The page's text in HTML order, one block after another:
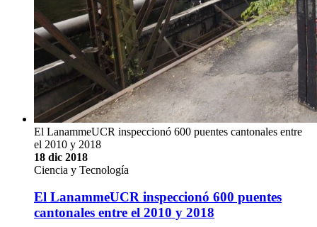
El LanammeUCR inspeccionó 600 puentes cantonales entre
el 2010 y 2018
18 dic 2018
Ciencia y Tecnología
El LanammeUCR inspeccionó 600 puentes
cantonales entre el 2010 y 2018